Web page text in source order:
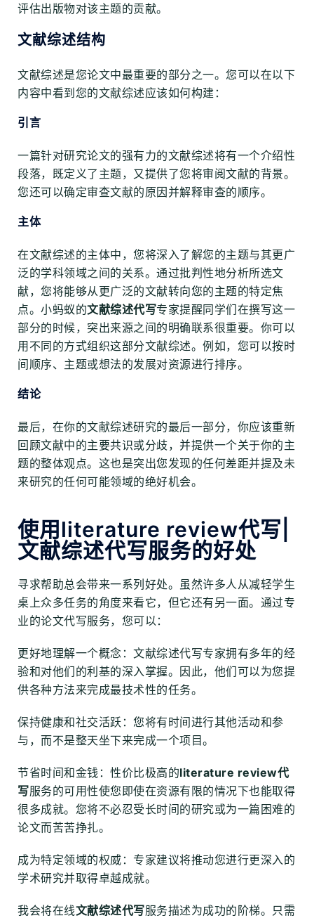
评估出版物对该主题的贡献。
文献综述结构
文献综述是您论文中最重要的部分之一。您可以在以下
内容中看到您的文献综述应该如何构建：
引言
一篇针对研究论文的强有力的文献综述将有一个介绍性
段落，既定义了主题，又提供了您将审阅文献的背景。
您还可以确定审查文献的原因并解释审查的顺序。
主体
在文献综述的主体中，您将深入了解您的主题与其更广
泛的学科领域之间的关系。通过批判性地分析所选文
献，您将能够从更广泛的文献转向您的主题的特定焦
点。小蚂蚁的文献综述代写专家提醒同学们在撰写这一
部分的时候，突出来源之间的明确联系很重要。你可以
用不同的方式组织这部分文献综述。例如，您可以按时
间顺序、主题或想法的发展对资源进行排序。
结论
最后，在你的文献综述研究的最后一部分，你应该重新
回顾文献中的主要共识或分歧，并提供一个关于你的主
题的整体观点。这也是突出您发现的任何差距并提及未
来研究的任何可能领域的绝好机会。
使用literature review代写|
文献综述代写服务的好处
寻求帮助总会带来一系列好处。虽然许多人从减轻学生
桌上众多任务的角度来看它，但它还有另一面。通过专
业的论文代写服务，您可以：
更好地理解一个概念：文献综述代写专家拥有多年的经
验和对他们的利基的深入掌握。因此，他们可以为您提
供各种方法来完成最技术性的任务。
保持健康和社交活跃：您将有时间进行其他活动和参
与，而不是整天坐下来完成一个项目。
节省时间和金钱：性价比极高的literature review代
写服务的可用性使您即使在资源有限的情况下也能取得
很多成就。您将不必忍受长时间的研究或为一篇困难的
论文而苦苦挣扎。
成为特定领域的权威：专家建议将推动您进行更深入的
学术研究并取得卓越成就。
我会将在线文献综述代写服务描述为成功的阶梯。只需